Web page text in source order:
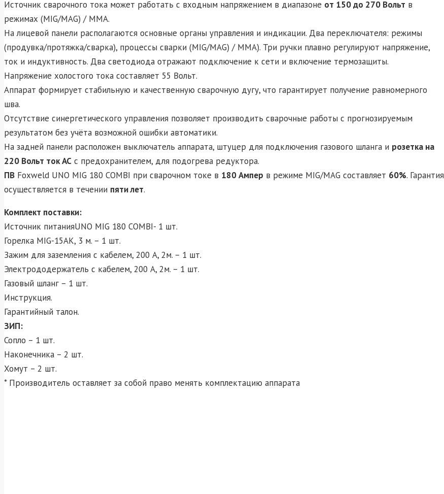
Источник сварочного тока может работать с входным напряжением в диапазоне от 150 до 270 Вольт в
режимах (MIG/MAG) / MMA.
На лицевой панели располагаются основные органы управления и индикации. Два переключателя: режимы
(продувка/протяжка/сварка), процессы сварки (MIG/MAG) / MMA). Три ручки плавно регулируют напряжение,
ток и индуктивность. Два светодиода отражают подключение к сети и включение термозащиты.
Напряжение холостого тока составляет 55 Вольт.
Аппарат формирует стабильную и качественную сварочную дугу, что гарантирует получение равномерного
шва.
Отсутствие синергетического управления позволяет производить сварочные работы с прогнозируемым
результатом без учёта возможной ошибки автоматики.
На задней панели расположен выключатель аппарата, штуцер для подключения газового шланга и розетка на
220 Вольт ток AC с предохранителем, для подогрева редуктора.
ПВ Foxweld UNO MIG 180 COMBI при сварочном токе в 180 Ампер в режиме MIG/MAG составляет 60%. Гарантия
осуществляется в течении пяти лет.
Комплект поставки:
Источник питанияUNO MIG 180 COMBI- 1 шт.
Горелка MIG-15AK, 3 м. – 1 шт.
Зажим для заземления с кабелем, 200 А, 2м. – 1 шт.
Электрододержатель с кабелем, 200 А, 2м. – 1 шт.
Газовый шланг – 1 шт.
Инструкция.
Гарантийный талон.
ЗИП:
Сопло – 1 шт.
Наконечника – 2 шт.
Хомут – 2 шт.
* Производитель оставляет за собой право менять комплектацию аппарата